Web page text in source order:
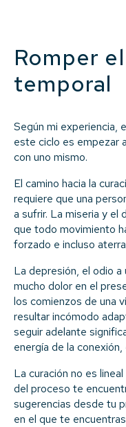
Romper
temporal
Según mi experiencia,
este ciclo es empezar
con uno mismo.
El camino hacia la
requiere que una
a sufrir. La miseria y el
que todo movimiento
forzado e incluso
La depresión, el odio a
mucho dolor en el
los comienzos de una
resultar incómodo
seguir adelante
energía de la
La curación no es
del proceso te
sugerencias desde tu
en el que te